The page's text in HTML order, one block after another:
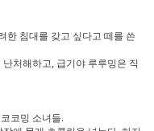
한 침대를 갖고 싶다고 떼를 쓴
처해하고, 급기야 루루밍은 직
코밍 소녀들.